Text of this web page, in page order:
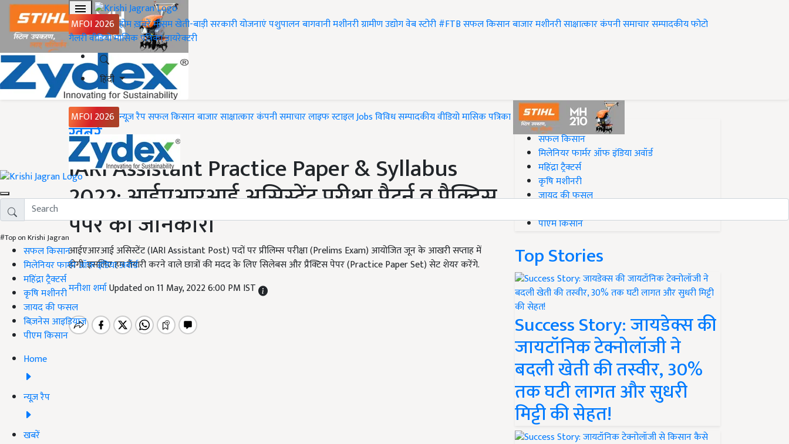
MFOI 2026 होमख़बरेंमौसमखेती-बाड़ीसरकारी योजनाएंपशुपालनबागवानीमशीनरीग्रामीण उद्योगवेब स्टोरी#FTBसफल किसानबाजारमशीनरीसाक्षात्कारकंपनी समाचारसम्पादकीयफोटो
गैलरीवीडियोमासिक पत्रिकाडायरेक्टरी
हिंदी
MFOI 2026 न्यूज़ रैपसफल किसानबाजारसाक्षात्कारकंपनी समाचारलाइफ स्टाइलJobsविविधसम्पादकीयवीडियोमासिक पत्रिका
#Top on Krishi Jagran
सफल किसान
मिलेनियर फार्मर ऑफ इंडिया अवॉर्ड
महिंद्रा ट्रैक्टर्स
कृषि मशीनरी
जायद की फसल
बिज़नेस आइडियाज
पीएम किसान
Home
न्यूज़ रैप
खबरें
Home
ख़बरें
IARI Assistant Practice Paper & Syllabus
2022: आईएआरआई असिस्टेंट परीक्षा पैटर्न व प्रैक्टिस
पेपर की जानकारी
आईएआरआई असिस्टेंट (IARI Assistant Post) पदों पर प्रीलिम्स परीक्षा (Prelims Exam) आयोजित जून के आखरी सप्ताह में
होगी. इसलिए हम तैयारी करने वाले छात्रों की मदद के लिए सिलेबस और प्रैक्टिस पेपर (Practice Paper Set) सेट शेयर करेंगे.
मनीशा शर्माUpdated on 11 May, 2022 6:00 PM IST
#Top on Krishi Jagran
सफल किसान
मिलेनियर फार्मर ऑफ इंडिया अवॉर्ड
महिंद्रा ट्रैक्टर्स
कृषि मशीनरी
जायद की फसल
पीएम किसान
Top Stories
Success Story: जायडेक्स की
जायटॉनिक टेक्नोलॉजी ने
बदली खेती की तस्वीर, 30%
तक घटी लागत और सुधरी
मिट्टी की सेहत!